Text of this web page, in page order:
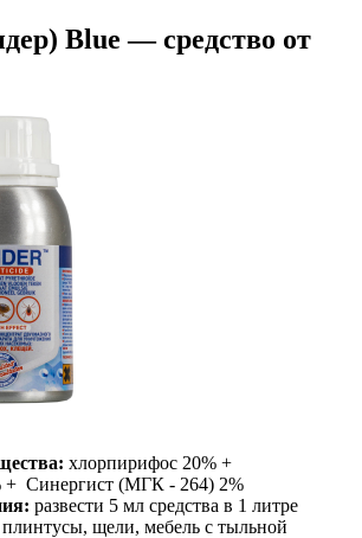
Blue — средство от
хлорпирифос 20% +
+ Синергист (МГК - 264) 2%
развести 5 мл средства в 1 литре
щели, мебель с тыльной